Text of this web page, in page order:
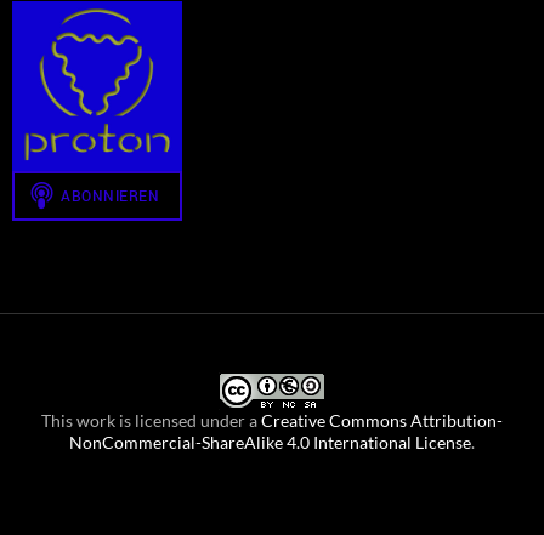
This work is licensed under aCreative Commons Attribution-
NonCommercial-ShareAlike 4.0 International License.